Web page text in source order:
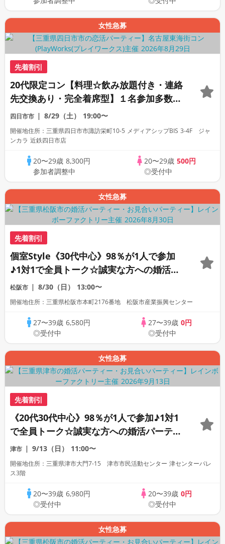
女性急募
先着割引
20代限定コン【料理☆飲み放題付き・連絡
先交換あり・完全着席型】１名参加多数・
初参加も大歓迎☆
四日市市 8/29（土） 19:00〜
開催地住所：三重県四日市市諏訪栄町10-5 メディアシップBIS 3-4F ジャ
ンカラ 近鉄四日市店
20〜29歳 8,300円
参加者調整中
20〜29歳 500円
◎受付中
女性急募
先着割引
個室Style《30代中心》98％が1人で参加
♪1対1で全員トーク☆誠実な方への婚活パ
ーティー
松阪市 8/30（日） 13:00〜
開催地住所：三重県松阪市本町2176番地 松阪市産業振興センター
27〜39歳 6,580円
◎受付中
27〜39歳 0円
◎受付中
女性急募
先着割引
《20代30代中心》98％が1人で参加♪1対1
で全員トーク☆誠実な方への婚活パーティ
ー
津市 9/13（日） 11:00〜
開催地住所：三重県津市大門7-15 津市市民活動センター 津センターパレ
ス3階
20〜39歳 6,980円
◎受付中
20〜39歳 0円
◎受付中
女性急募